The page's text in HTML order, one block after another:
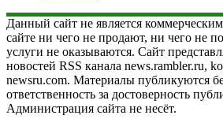
Данный сайт не является
сайте ни чего не продают, ни чего не
услуги не оказываются. Сайт
новостей RSS канала news.rambler.ru,
newsru.com. Материалы публикуются
ответственность за достоверность
Администрация сайта не несёт.